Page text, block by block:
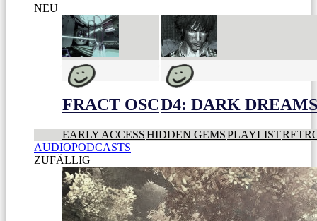
NEU
FRACT OSCD4: DARK
EARLY ACCESSHIDDEN GEMSPLAYLIST
AUDIOPODCASTS
ZUFÄLLIG